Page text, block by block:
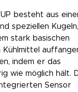
besteht aus
speziellen
stark basischen
Kühlmittel
indem er das
wie möglich hält.
Sensor